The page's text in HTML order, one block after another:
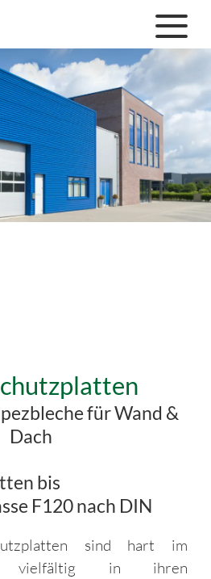
für Wand &
Dach
bis
F120 nach DIN
sind hart im
vielfältig in ihren